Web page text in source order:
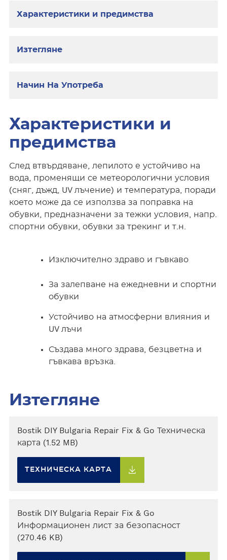
Характеристики и предимства
Изтегляне
Начин На Употреба
Характеристики и
предимства
След втвърдяване, лепилото е устойчиво на
вода, променящи се метеорологични условия
(сняг, дъжд, UV лъчение) и температура, поради
което може да се използва за поправка на
обувки, предназначени за тежки условия, напр.
спортни обувки, обувки за трекинг и т.н.
Изключително здраво и гъвкаво
За залепване на ежедневни и спортни
обувки
Устойчиво на атмосферни влияния и
UV лъчи
Създава много здрава, безцветна и
гъвкава връзка.
Изтегляне
Bostik DIY Bulgaria Repair Fix & Go Техническа
карта (1.52 MB)
ТЕХНИЧЕСКА КАРТА
Bostik DIY Bulgaria Repair Fix & Go
Информационен лист за безопасност
(270.46 KB)